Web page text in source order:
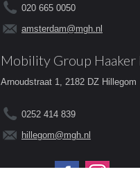
020 665 0050
amsterdam@mgh.nl
Mobility Group Haaker
Arnoudstraat 1, 2182 DZ Hillegom
0252 414 839
hillegom@mgh.nl
Volg ons op: